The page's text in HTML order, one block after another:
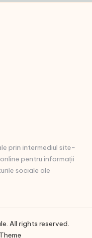
prin intermediul site-
pentru informații
sociale ale
All rights reserved.